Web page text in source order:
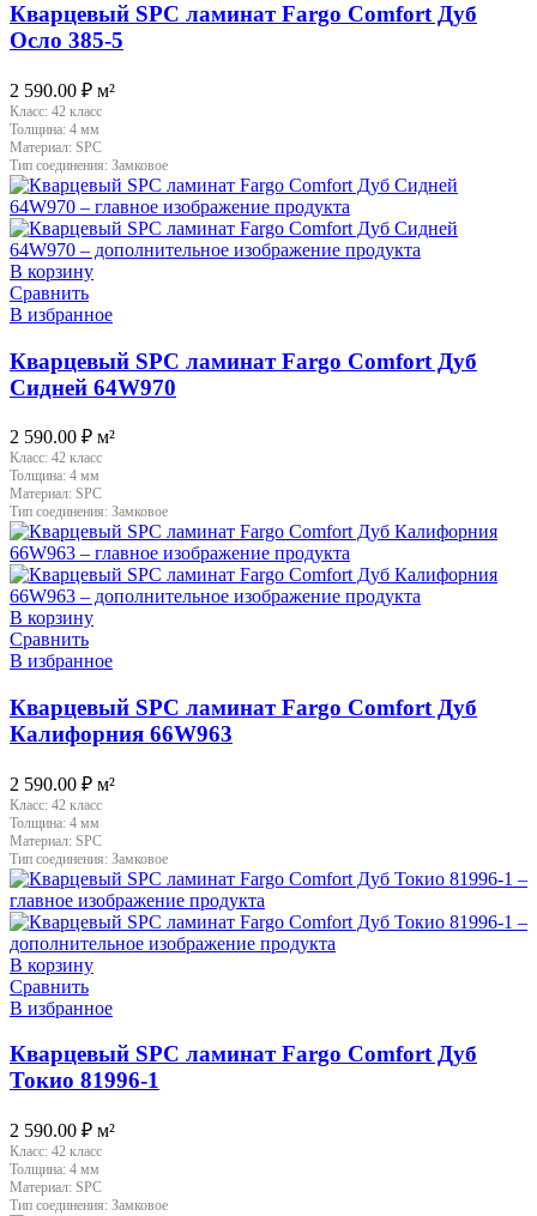
Кварцевый SPC ламинат Fargo Comfort Дуб
Осло 385-5
2 590.00 ₽ м²
Класс: 42 класс
Толщина: 4 мм
Материал: SPC
Тип соединения: Замковое
В корзину
Сравнить
В избранное
Кварцевый SPC ламинат Fargo Comfort Дуб
Сидней 64W970
2 590.00 ₽ м²
Класс: 42 класс
Толщина: 4 мм
Материал: SPC
Тип соединения: Замковое
В корзину
Сравнить
В избранное
Кварцевый SPC ламинат Fargo Comfort Дуб
Калифорния 66W963
2 590.00 ₽ м²
Класс: 42 класс
Толщина: 4 мм
Материал: SPC
Тип соединения: Замковое
В корзину
Сравнить
В избранное
Кварцевый SPC ламинат Fargo Comfort Дуб
Токио 81996-1
2 590.00 ₽ м²
Класс: 42 класс
Толщина: 4 мм
Материал: SPC
Тип соединения: Замковое